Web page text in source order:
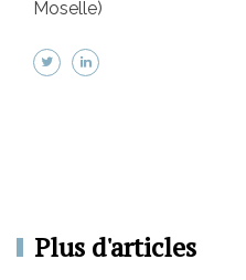
Moselle)
Plus d'articles